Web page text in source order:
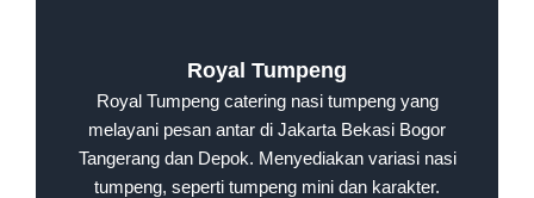
Royal Tumpeng
Royal Tumpeng catering nasi tumpeng yang
melayani pesan antar di Jakarta Bekasi Bogor
Tangerang dan Depok. Menyediakan variasi nasi
tumpeng, seperti tumpeng mini dan karakter.